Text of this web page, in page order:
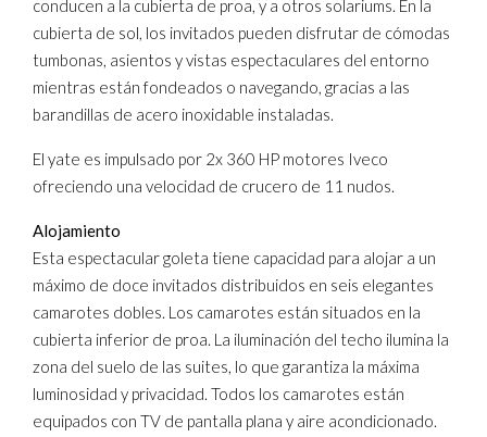
conducen a la cubierta de proa, y a otros solariums. En la
cubierta de sol, los invitados pueden disfrutar de cómodas
tumbonas, asientos y vistas espectaculares del entorno
mientras están fondeados o navegando, gracias a las
barandillas de acero inoxidable instaladas.
El yate es impulsado por 2x 360 HP motores Iveco
ofreciendo una velocidad de crucero de 11 nudos.
Alojamiento
Esta espectacular goleta tiene capacidad para alojar a un
máximo de doce invitados distribuidos en seis elegantes
camarotes dobles. Los camarotes están situados en la
cubierta inferior de proa. La iluminación del techo ilumina la
zona del suelo de las suites, lo que garantiza la máxima
luminosidad y privacidad. Todos los camarotes están
equipados con TV de pantalla plana y aire acondicionado.